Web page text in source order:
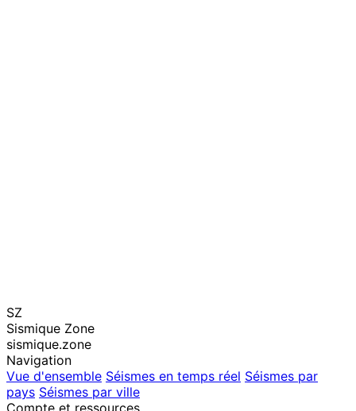
SZ
Sismique Zone
sismique.zone
Navigation
Vue d'ensemble Séismes en temps réel Séismes par
pays Séismes par ville
Compte et ressources